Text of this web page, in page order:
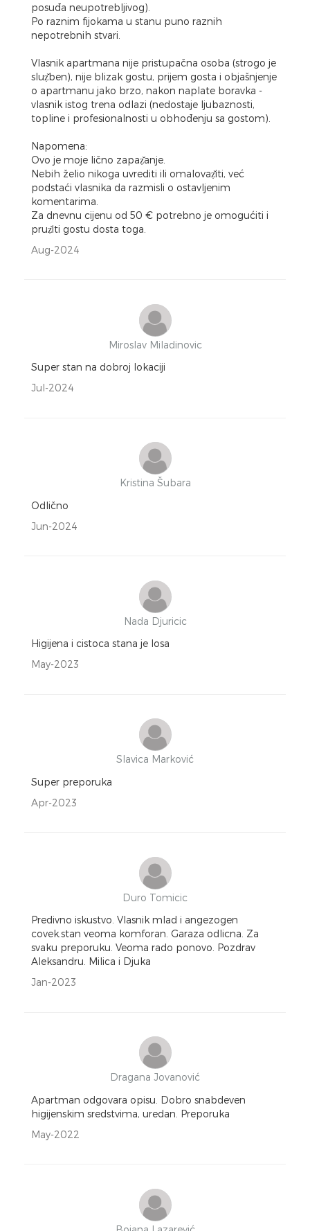
posuđa neupotrebljivog).
Po raznim fijokama u stanu puno raznih
nepotrebnih stvari.
Vlasnik apartmana nije pristupačna osoba (strogo je
sluẓ̌ben), nije blizak gostu, prijem gosta i objašnjenje
o apartmanu jako brzo, nakon naplate boravka -
vlasnik istog trena odlazi (nedostaje ljubaznosti,
topline i profesionalnosti u obhođenju sa gostom).
Napomena:
Ovo je moje lično zapaẓ̌anje.
Nebih želio nikoga uvrediti ili omalovaẓ̌iti, već
podstaći vlasnika da razmisli o ostavljenim
komentarima.
Za dnevnu cijenu od 50 € potrebno je omogućiti i
pruẓ̌iti gostu dosta toga.
Aug-2024
Miroslav Miladinovic
Super stan na dobroj lokaciji
Jul-2024
Kristina Šubara
Odlično
Jun-2024
Nada Djuricic
Higijena i cistoca stana je losa
May-2023
Slavica Marković
Super preporuka
Apr-2023
Duro Tomicic
Predivno iskustvo. Vlasnik mlad i angezogen
covek.stan veoma komforan. Garaza odlicna. Za
svaku preporuku. Veoma rado ponovo. Pozdrav
Aleksandru. Milica i Djuka
Jan-2023
Dragana Jovanović
Apartman odgovara opisu. Dobro snabdeven
higijenskim sredstvima, uredan. Preporuka
May-2022